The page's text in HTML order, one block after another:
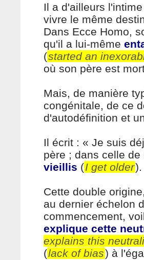
Il a d'ailleurs
vivre le même
Dans Ecce Homo,
qu'il a lui-même
(started an
où son père est
Mais, de manière
congénitale, de ce
d'autodéfinition et
Il écrit : « Je suis
père ; dans celle
vieillis (I get older).
Cette double
au dernier échelon
commencement,
explique cette
explains this
(lack of bias) à